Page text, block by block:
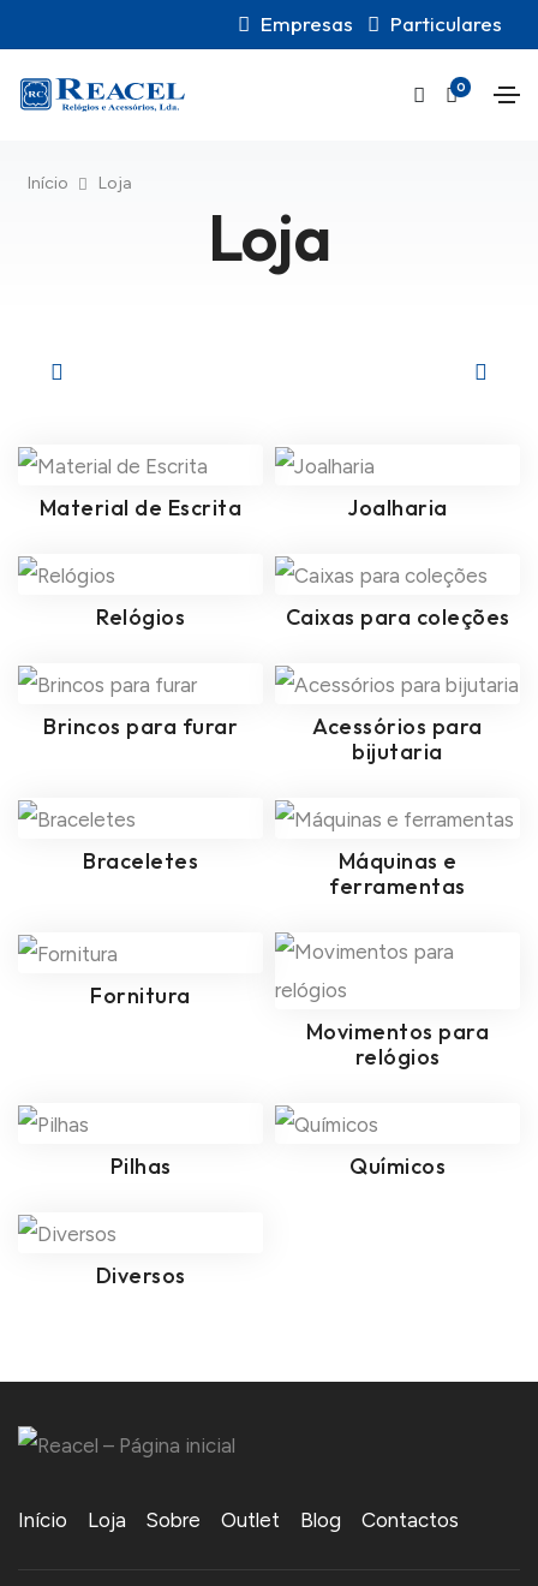
Empresas Particulares
0
Início Loja
Loja
Material de Escrita Joalharia
Relógios Caixas para coleções
Brincos para furar
Acessórios para
bijutaria
Braceletes
Máquinas e
ferramentas
Fornitura
Movimentos para
relógios
Pilhas Químicos
Diversos
Início Loja Sobre Outlet Blog Contactos